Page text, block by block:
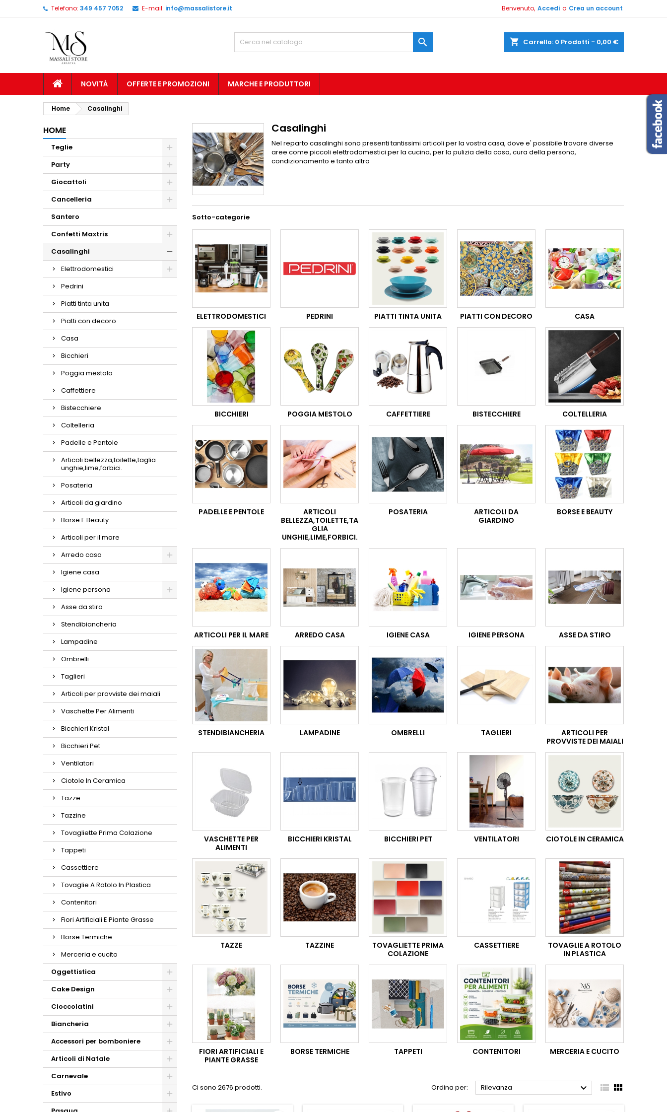
Telefono: 349 457 7052 E-mail: info@massalistore.it Benvenuto, Accedi o Crea un account
shopping_cart Carrello: 0 Prodotti - 0,00 €

NOVITÀ OFFERTE E PROMOZIONI MARCHE E PRODUTTORI
Home Casalinghi
HOME
Teglie
Party
Giocattoli
Cancelleria
Santero
Confetti Maxtris
Casalinghi
Elettrodomestici
Pedrini
Piatti tinta unita
Piatti con decoro
Casa
Bicchieri
Poggia mestolo
Caffettiere
Bistecchiere
Coltelleria
Padelle e Pentole
Articoli bellezza,toilette,taglia
unghie,lime,forbici.
Posateria
Articoli da giardino
Borse E Beauty
Articoli per il mare
Arredo casa
Igiene casa
Igiene persona
Asse da stiro
Stendibiancheria
Lampadine
Ombrelli
Taglieri
Articoli per provviste dei maiali
Vaschette Per Alimenti
Bicchieri Kristal
Bicchieri Pet
Ventilatori
Ciotole In Ceramica
Tazze
Tazzine
Tovagliette Prima Colazione
Tappeti
Cassettiere
Tovaglie A Rotolo In Plastica
Contenitori
Fiori Artificiali E Piante Grasse
Borse Termiche
Merceria e cucito
Oggettistica
Cake Design
Cioccolatini
Biancheria
Accessori per bomboniere
Articoli di Natale
Carnevale
Estivo
Casalinghi
Nel reparto casalinghi sono presenti tantissimi articoli per la vostra casa, dove e' possibile trovare diverse
aree come piccoli elettrodomestici per la cucina, per la pulizia della casa, cura della persona,
condizionamento e tanto altro
Sotto-categorie
ELETTRODOMESTICI PEDRINI PIATTI TINTA UNITA PIATTI CON DECORO CASA
BICCHIERI POGGIA MESTOLO CAFFETTIERE BISTECCHIERE COLTELLERIA
PADELLE E PENTOLE
ARTICOLI
BELLEZZA,TOILETTE,TA
GLIA
UNGHIE,LIME,FORBICI.
POSATERIA
ARTICOLI DA
GIARDINO
BORSE E BEAUTY
ARTICOLI PER IL MARE ARREDO CASA IGIENE CASA IGIENE PERSONA ASSE DA STIRO
STENDIBIANCHERIA LAMPADINE OMBRELLI TAGLIERI
ARTICOLI PER
PROVVISTE DEI MAIALI
VASCHETTE PER
ALIMENTI
BICCHIERI KRISTAL BICCHIERI PET VENTILATORI CIOTOLE IN CERAMICA
TAZZE TAZZINE
TOVAGLIETTE PRIMA
COLAZIONE
CASSETTIERE
TOVAGLIE A ROTOLO
IN PLASTICA
FIORI ARTIFICIALI E
PIANTE GRASSE
BORSE TERMICHE TAPPETI CONTENITORI MERCERIA E CUCITO
Ci sono 2676 prodotti. Ordina per: Rilevanza   